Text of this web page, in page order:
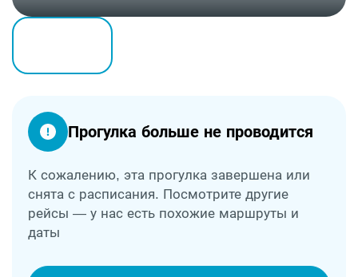
Прогулка больше не проводится
К сожалению, эта прогулка завершена или
снята с расписания. Посмотрите другие
рейсы — у нас есть похожие маршруты и
даты